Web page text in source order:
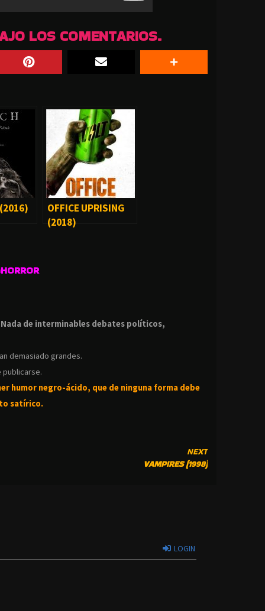
LOS COMENTARIOS.
OFFICE UPRISING
(2018)
Nada de interminables debates políticos,
demasiado grandes.
publicarse.
humor negro-ácido, que de ninguna forma debe
satírico.
NEXT
VAMPIRES (1998)
LOGIN